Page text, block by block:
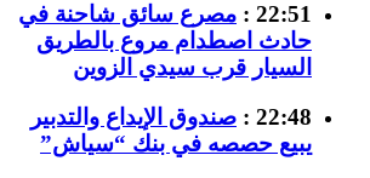
22:51 :
مصرع سائق شاحنة في
حادث اصطدام مروع بالطريق
السيار قرب سيدي الزوين
22:48 :
صندوق الإيداع والتدبير
يبيع حصصه في بنك “سياش”